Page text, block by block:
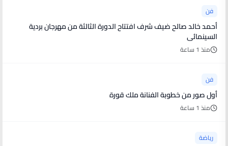
فن
أحمد خالد صالح ضيف شرف افتتاح الدورة الثالثة من مهرجان بردية
السينمائى
منذ 1 ساعة
فن
أول صور من خطوبة الفنانة ملك قورة
منذ 1 ساعة
رياضة